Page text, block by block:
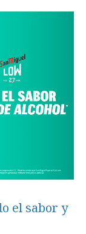
el sabor y